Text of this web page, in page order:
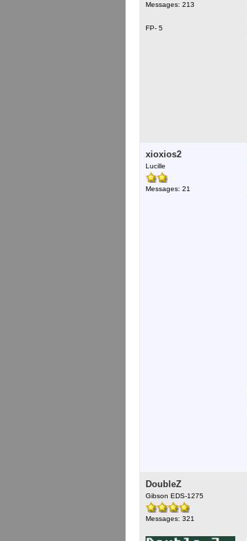
Messages: 213
FP- 5
xioxios2
Lucille
Messages: 21
DoubleZ
Gibson EDS-1275
Messages: 321